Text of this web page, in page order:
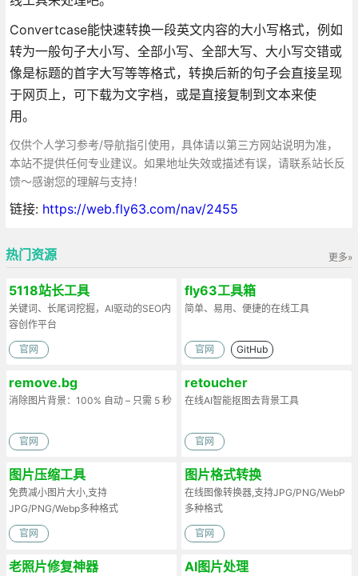
Convertcase能快速转换一段英文内容的大小写格式，例如
转为一般句子大小写、全部小写、全部大写、大小写交错或
像是标题的首字大写等等格式，转换后新的句子会直接呈现
于网页上，可下载为文字档，或是直接复制到文本来使
用。
仅供个人学习参考/导航指引使用，具体请以第三方网站说明为准，
本站不提供任何专业建议。如果地址失效或描述有误，请联系站长反
馈～感谢您的理解与支持！
链接: https://web.fly63.com/nav/2455
更多»
热门资源
5118站长工具
关键词、长尾词挖掘，AI驱动的SEO内
容创作平台
官网
fly63工具箱
简单、易用、便捷的在线工具
官网 GitHub
remove.bg
消除图片背景：100% 自动 – 只需 5 秒
官网
retoucher
在线AI智能抠图去背景工具
官网
图片压缩工具
免费减小图片大小,支持
JPG/PNG/Webp多种格式
官网
图片格式转换
在线图像转换器,支持JPG/PNG/WebP
多种格式
官网
老照片修复神器 AI图片处理